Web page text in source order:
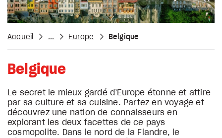
Accueil ... Europe Belgique
Belgique
Le secret le mieux gardé d’Europe étonne et attire
par sa culture et sa cuisine. Partez en voyage et
découvrez une nation de connaisseurs en
explorant les deux facettes de ce pays
cosmopolite. Dans le nord de la Flandre, le